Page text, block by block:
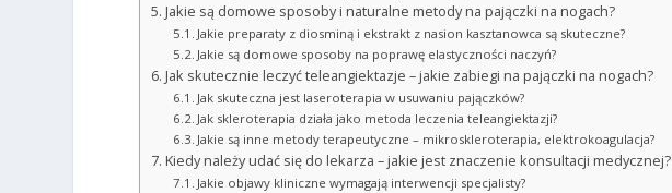
Jakie są domowe sposoby i naturalne metody na pajączki na nogach?
Jakie preparaty z diosminą i ekstrakt z nasion kasztanowca są skuteczne?
Jakie są domowe sposoby na poprawę elastyczności naczyń?
Jak skutecznie leczyć teleangiektazje – jakie zabiegi na pajączki na nogach?
Jak skuteczna jest laseroterapia w usuwaniu pajączków?
Jak skleroterapia działa jako metoda leczenia teleangiektazji?
Jakie są inne metody terapeutyczne – mikroskleroterapia, elektrokoagulacja?
Kiedy należy udać się do lekarza – jakie jest znaczenie konsultacji medycznej?
Jakie objawy kliniczne wymagają interwencji specjalisty?